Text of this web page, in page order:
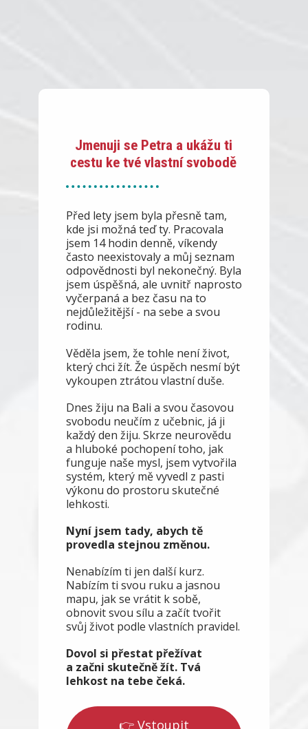
Jmenuji se Petra a ukážu ti
cestu ke tvé vlastní svobodě
Před lety jsem byla přesně tam,
kde jsi možná teď ty. Pracovala
jsem 14 hodin denně, víkendy
často neexistovaly a můj seznam
odpovědnosti byl nekonečný. Byla
jsem úspěšná, ale uvnitř naprosto
vyčerpaná a bez času na to
nejdůležitější - na sebe a svou
rodinu.
Věděla jsem, že tohle není život,
který chci žít. Že úspěch nesmí být
vykoupen ztrátou vlastní duše.
Dnes žiju na Bali a svou časovou
svobodu neučím z učebnic, já ji
každý den žiju. Skrze neurovědu
a hluboké pochopení toho, jak
funguje naše mysl, jsem vytvořila
systém, který mě vyvedl z pasti
výkonu do prostoru skutečné
lehkosti.
Nyní jsem tady, abych tě
provedla stejnou změnou.
Nenabízím ti jen další kurz.
Nabízím ti svou ruku a jasnou
mapu, jak se vrátit k sobě,
obnovit svou sílu a začít tvořit
svůj život podle vlastních pravidel.
Dovol si přestat přežívat
a začni skutečně žít. Tvá
lehkost na tebe čeká.
👉 Vstoupit